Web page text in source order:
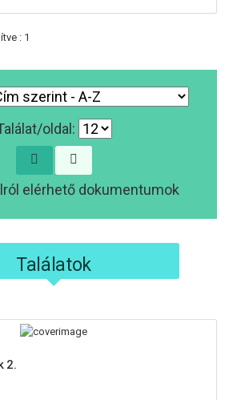
: 1
oldal:
elérhető dokumentumok
Találatok
2.